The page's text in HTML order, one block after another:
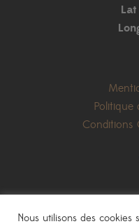
Lat
Politique
Conditions
Nous utilisons des